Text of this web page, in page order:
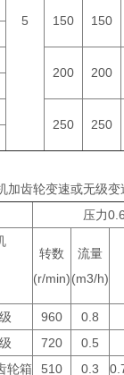
5
150
150
200
200
250
250
电机加齿轮变速或无
压力
转数
(r/min)
流量
(m3/h)
960 0.8
720 0.5
轮箱 510 0.3